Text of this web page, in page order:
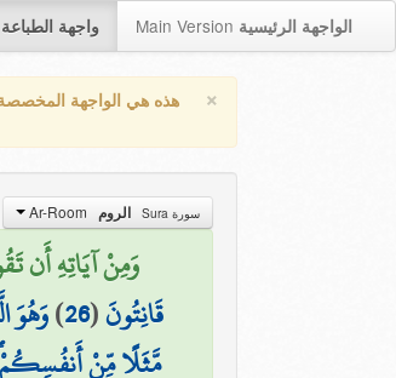
واجهة الطباعة Main Version الواجهة الرئيسية
× هذه هي الواجهة
سورة Sura الروم
وَمِنْ آيَاتِهِ أَن
قَانِتُونَ(
26
)وَهُوَ
مَّثَلًا مِّنْ